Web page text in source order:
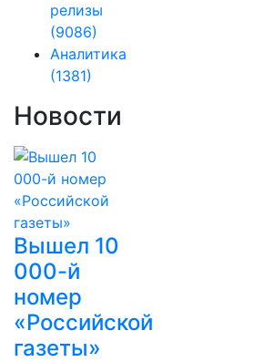
релизы
(9086)
Аналитика
(1381)
Новости
Вышел 10
000-й
номер
«Российской
газеты»